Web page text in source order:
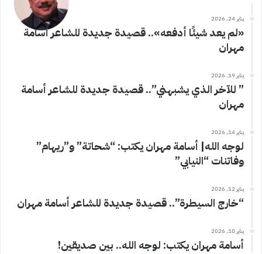
يناير 24, 2026
«لم يعد شيئًا أدفعه».. قصيدة جديدة للشاعر أسامة
مهران
يناير 19, 2026
” للآخر الذي يشبهني”.. قصيدة جديدة للشاعر أسامة
مهران
يناير 14, 2026
لوجه الله| أسامة مهران يكتب: “شحاتة” و”ريهام”
وفاتنات “النيابي”
يناير 12, 2026
“خارج السيطرة”.. قصيدة جديدة للشاعر أسامة مهران
يناير 10, 2026
أسامة مهران يكتب: لوجه الله.. بين صديقين!